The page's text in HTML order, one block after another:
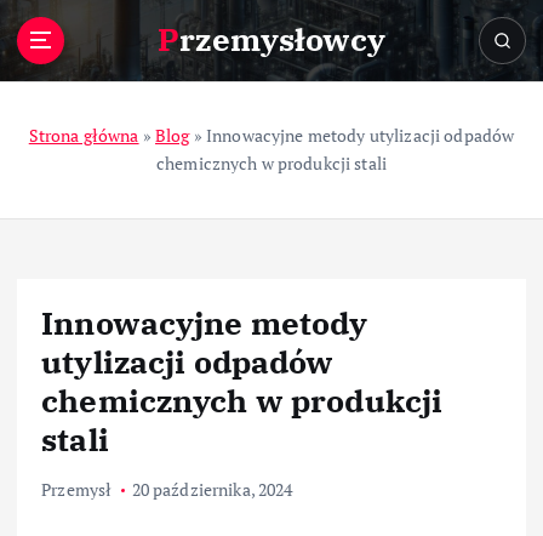
Przemysłowcy
Strona główna »Blog»Innowacyjne metody utylizacji odpadów
chemicznych w produkcji stali
Innowacyjne metody
utylizacji odpadów
chemicznych w produkcji
stali
Przemysł 20 października, 2024